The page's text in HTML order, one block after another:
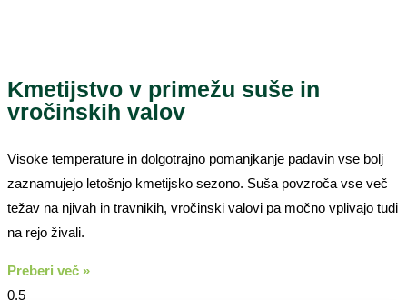
Kmetijstvo v primežu suše in
vročinskih valov
Visoke temperature in dolgotrajno pomanjkanje padavin vse bolj
zaznamujejo letošnjo kmetijsko sezono. Suša povzroča vse več
težav na njivah in travnikih, vročinski valovi pa močno vplivajo tudi
na rejo živali.
Preberi več »